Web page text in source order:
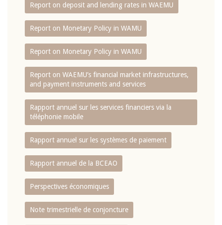
Report on deposit and lending rates in WAEMU
Report on Monetary Policy in WAMU
Report on Monetary Policy in WAMU
Report on WAEMU’s financial market infrastructures,
and payment instruments and services
Rapport annuel sur les services financiers via la
téléphonie mobile
Rapport annuel sur les systèmes de paiement
Rapport annuel de la BCEAO
Perspectives économiques
Note trimestrielle de conjoncture